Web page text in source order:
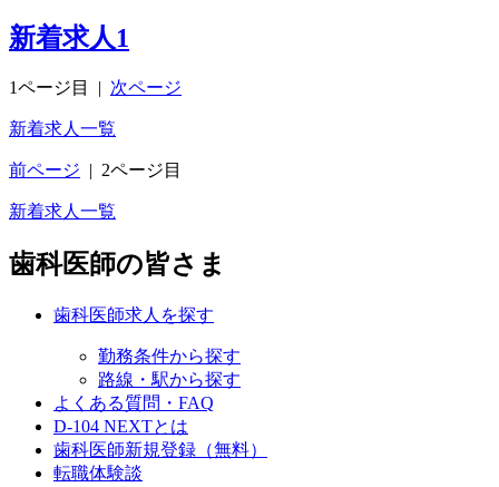
新着求人1
1ページ目 次ページ
新着求人一覧
前ページ 2ページ目
新着求人一覧
歯科医師の皆さま
歯科医師求人を探す
勤務条件から探す
路線・駅から探す
よくある質問・FAQ
D-104 NEXTとは
歯科医師新規登録（無料）
転職体験談